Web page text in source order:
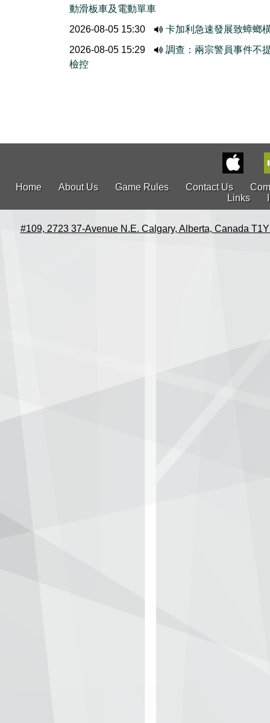
動滑板車及電動單車
2026-08-05 15:30
卡加利急速發展致蟑螂
2026-08-05 15:29
調查：兩宗警員事件不
檢控
Home About Us Game Rules Contact Us
Links
#109, 2723 37-Avenue N.E. Calgary, Alberta, Canada